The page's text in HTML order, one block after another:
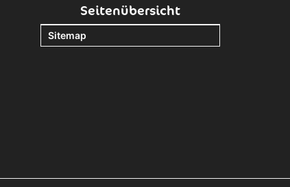
Seitenübersicht
Sitemap